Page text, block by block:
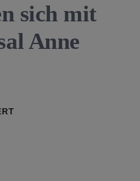
sich mit
Anne